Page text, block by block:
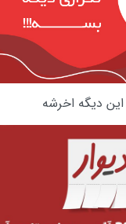
این دیگه اخرشه